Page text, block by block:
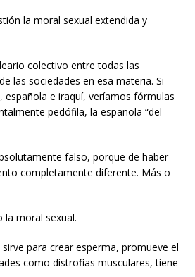
la moral sexual extendida y
colectivo entre todas las
las sociedades en esa materia. Si
española e iraquí, veríamos fórmulas
pedófila, la española “del
falso, porque de haber
completamente diferente. Más o
la moral sexual.
para crear esperma, promueve el
como distrofias musculares, tiene